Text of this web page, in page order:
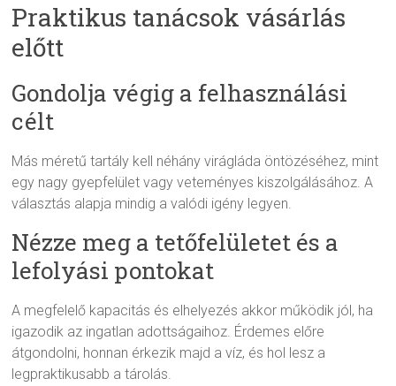
Praktikus tanácsok vásárlás
előtt
Gondolja végig a felhasználási
célt
Más méretű tartály kell néhány virágláda öntözéséhez, mint
egy nagy gyepfelület vagy veteményes kiszolgálásához. A
választás alapja mindig a valódi igény legyen.
Nézze meg a tetőfelületet és a
lefolyási pontokat
A megfelelő kapacitás és elhelyezés akkor működik jól, ha
igazodik az ingatlan adottságaihoz. Érdemes előre
átgondolni, honnan érkezik majd a víz, és hol lesz a
legpraktikusabb a tárolás.